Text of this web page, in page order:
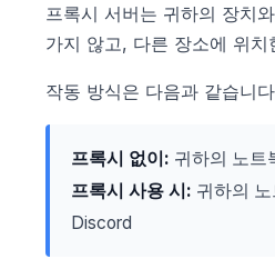
프록시 서버는 귀하의 장치
가지 않고, 다른 장소에 위
작동 방식은 다음과 같습니
프록시 없이: 귀하의 노
프록시 사용 시: 귀하의
Discord